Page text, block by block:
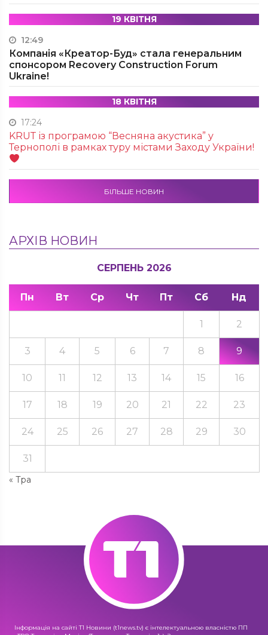
19 КВІТНЯ
12:49
Компанія «Креатор-Буд» стала генеральним
спонсором Recovery Construction Forum
Ukraine!
18 КВІТНЯ
17:24
KRUТ із програмою “Весняна акустика” у
Тернополі в рамках туру містами Заходу України!
БІЛЬШЕ НОВИН
АРХІВ НОВИН
СЕРПЕНЬ 2026
Пн Вт Ср Чт Пт Сб Нд
« Тра
1 2
3 4 5 6 7 8 9
10 11 12 13 14 15 16
17 18 19 20 21 22 23
24 25 26 27 28 29 30
31
Інформація на сайті Т1 Новини (t1news.tv) є інтелектуальною власністю ПП